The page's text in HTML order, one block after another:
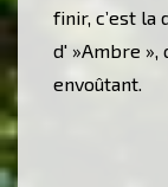
finir, c’est la
d' »Ambre »,
envoûtant.